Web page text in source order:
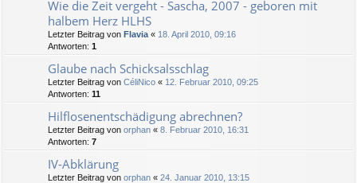
Wie die Zeit vergeht - Sascha, 2007 - geboren mit
halbem Herz HLHS
Letzter Beitrag von Flavia « 18. April 2010, 09:16
Antworten: 1
Glaube nach Schicksalsschlag
Letzter Beitrag von CéliNico « 12. Februar 2010, 09:25
Antworten: 11
Hilflosenentschädigung abrechnen?
Letzter Beitrag von orphan « 8. Februar 2010, 16:31
Antworten: 7
IV-Abklärung
Letzter Beitrag von orphan « 24. Januar 2010, 13:15